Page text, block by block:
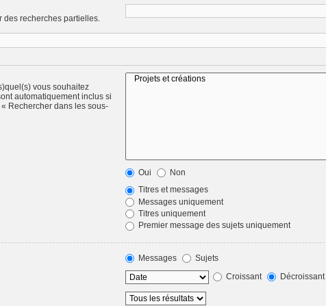
des recherches partielles.
vous souhaitez
automatiquement inclus si
Rechercher dans les sous-
Oui
Non
Titres et messages
Messages uniquement
Titres uniquement
Premier message des sujets uniquement
Messages
Sujets
Croissant Décroissant